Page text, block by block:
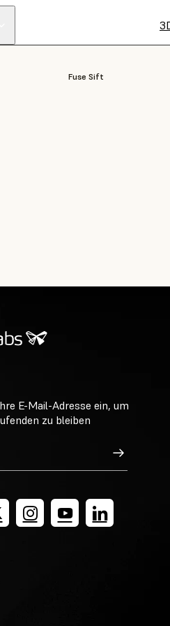
Fuse Sift
E-Mail-Adresse ein, um
zu bleiben
Registrieren